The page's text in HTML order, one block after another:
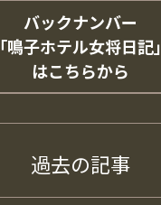
バックナンバー
「鳴子ホテル女将日記」
はこちらから
過去の記事